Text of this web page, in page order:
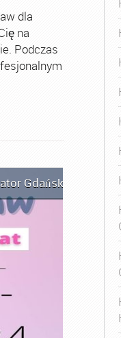
dla
na
Podczas
Gdańsk